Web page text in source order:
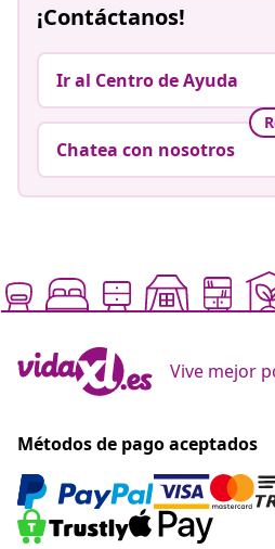
¡Contáctanos!
Ir al Centro de Ayuda
Chatea con nosotros
Vive mejor
Métodos de pago aceptados